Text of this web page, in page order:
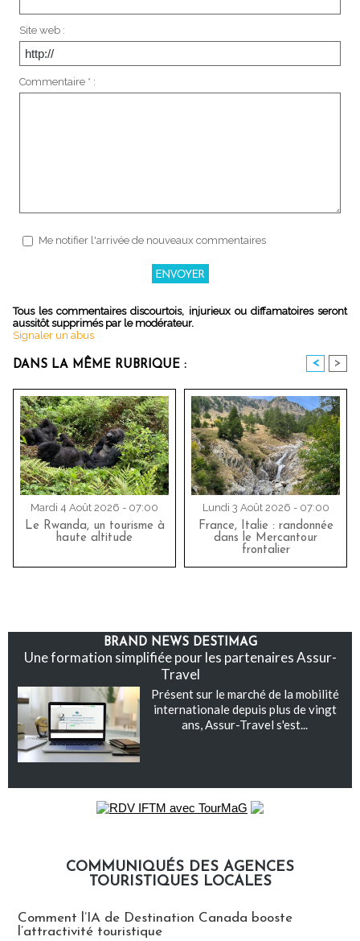
Site web :
Commentaire * :
Me notifier l'arrivée de nouveaux commentaires
Tous les commentaires discourtois, injurieux ou diffamatoires seront
aussitôt supprimés par le modérateur.
Signaler un abus
DANS LA MÊME RUBRIQUE : < >
Mardi 4 Août 2026 - 07:00
Le Rwanda, un tourisme à
haute altitude
Lundi 3 Août 2026 - 07:00
France, Italie : randonnée
dans le Mercantour
frontalier
BRAND NEWS DESTIMAG
Une formation simplifiée pour les partenaires Assur-
Travel
Présent sur le marché de la mobilité
internationale depuis plus de vingt
ans, Assur-Travel s'est...
COMMUNIQUÉS DES AGENCES
TOURISTIQUES LOCALES
Comment l’IA de Destination Canada booste
l’attractivité touristique